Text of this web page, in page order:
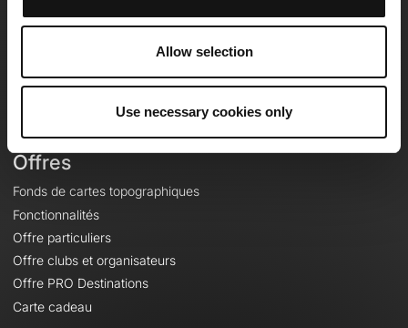
Allow selection
Use necessary cookies only
Equipe
À propos
Offres
Fonds de cartes topographiques
Fonctionnalités
Offre particuliers
Offre clubs et organisateurs
Offre PRO Destinations
Carte cadeau